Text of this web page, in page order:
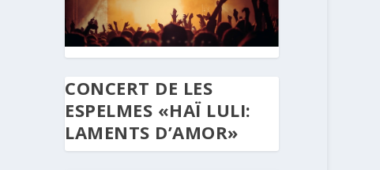
CONCERT DE LES
ESPELMES «HAÏ LULI:
LAMENTS D’AMOR»